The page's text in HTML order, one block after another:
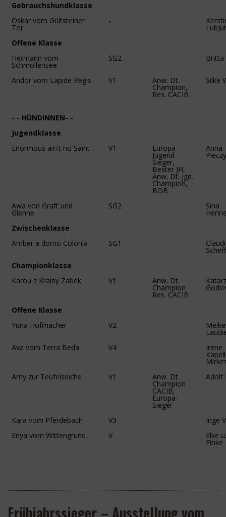
Gebrauchshundklasse
Oskar vom Gültsteiner
Tor
-
Offene Klasse
Hermann vom
Schmollensee
SG2 Britta
Andor vom Lapide Regis V1 Anw. Dt.
Champion,
Res. CACIB
Silke
- - HÜNDINNEN- -
Jugendklasse
Enormous ain't no Saint
V1 Europa-
Jugend-
Sieger,
Bester JH,
Anw. Dt. Jgd.
Champion,
BOB
Anna
Awa von Graft und
Glenne
SG2 Sina
Zwischenklasse
Amber a domo Colonia
SG1
Championklasse
Karou z Krainy Zabek
V1 Anw. Dt.
Champion
Res. CACIB
Offene Klasse
Yuna Hofmacher
V2 Meike
Ava vom Terra Beda
V4 Irene
Amy zur Teufelseiche
V1 Anw. Dt.
Champion
CACIB,
Europa-
Sieger
Adolf
Kara vom Pferdebach V3
Inge
Enya vom Wittengrund
V Elke
Finke
Frühjahrssieger – Ausstellung vom